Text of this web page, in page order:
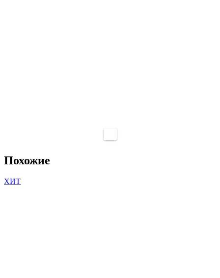
Похожие
ХИТ